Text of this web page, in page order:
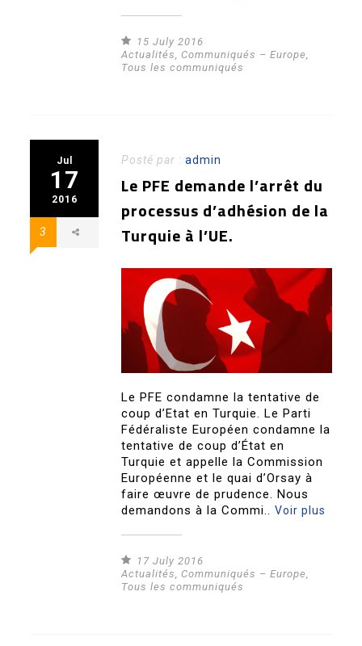
15 July 2016
Actualités, Communiqués – Europe,
Tous les communiqués
Jul
17
2016
3
Posté par :admin
Le PFE demande l’arrêt du
processus d’adhésion de la
Turquie à l’UE.
Le PFE condamne la tentative de
coup d’Etat en Turquie. Le Parti
Fédéraliste Européen condamne la
tentative de coup d’État en
Turquie et appelle la Commission
Européenne et le quai d’Orsay à
faire œuvre de prudence. Nous
demandons à la Commi..Voir plus
17 July 2016
Actualités, Communiqués – Europe,
Tous les communiqués